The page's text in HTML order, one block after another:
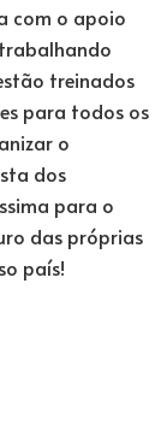
com o apoio
treinados
para todos os
o
dos
para o
das próprias
país!